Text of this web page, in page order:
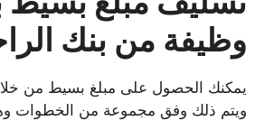
وظيفة من بنك
يمكنك الحصول على مبلغ بسيط من
ويتم ذلك وفق مجموعة من الخطوات